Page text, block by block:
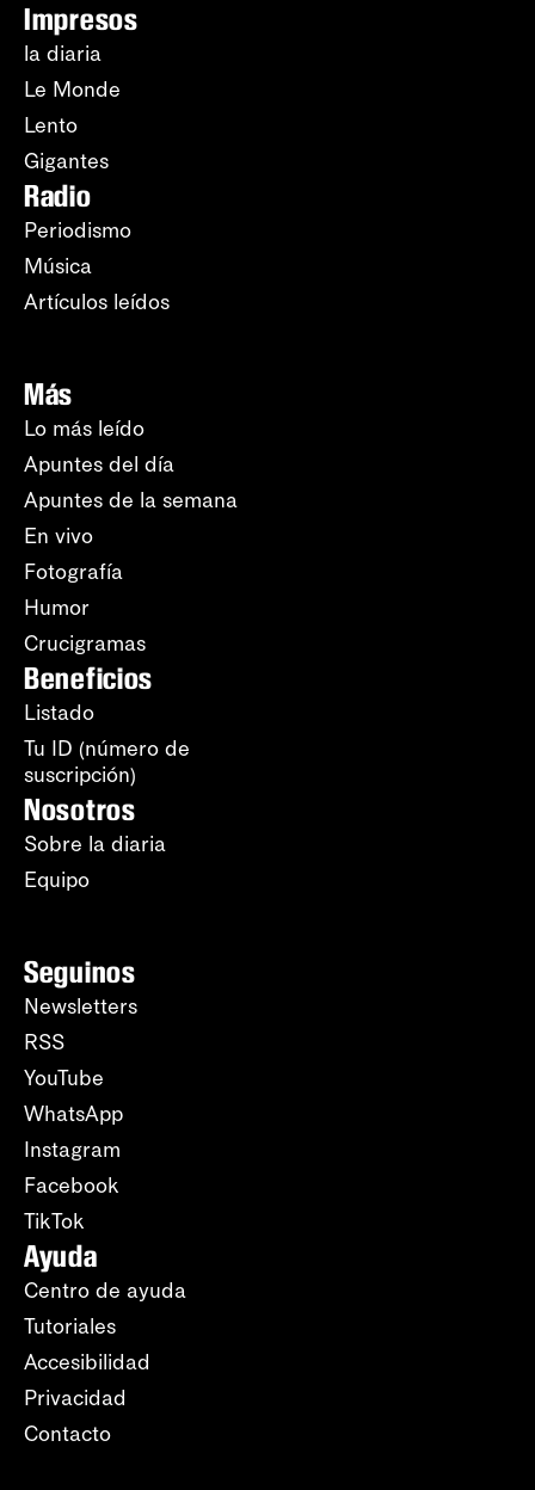
Impresos
la diaria
Le Monde
Lento
Gigantes
Radio
Periodismo
Música
Artículos leídos
Más
Lo más leído
Apuntes del día
Apuntes de la semana
En vivo
Fotografía
Humor
Crucigramas
Beneficios
Listado
Tu ID (número de
suscripción)
Nosotros
Sobre la diaria
Equipo
Seguinos
Newsletters
RSS
YouTube
WhatsApp
Instagram
Facebook
TikTok
Ayuda
Centro de ayuda
Tutoriales
Accesibilidad
Privacidad
Contacto